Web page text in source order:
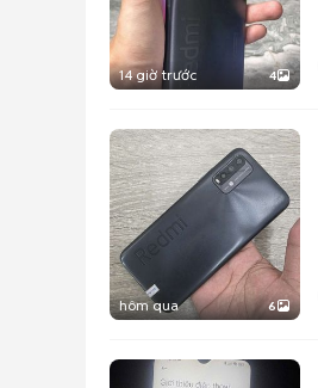
14 giờ trước 4
hôm qua 6